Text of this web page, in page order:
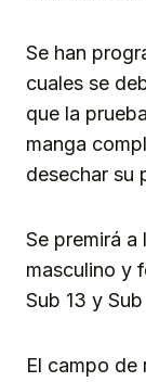
Se han
cuales se
que la
manga
desechar su
Se premirá
masculino y
Sub 13 y Sub
El campo de